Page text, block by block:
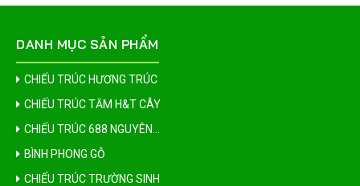
DANH MỤC SẢN PHẨM
CHIẾU TRÚC HƯƠNG TRÚC
CHIẾU TRÚC TĂM H&T CÂY
CHIẾU TRÚC 688 NGUYÊN...
BÌNH PHONG GỖ
CHIẾU TRÚC TRƯỜNG SINH